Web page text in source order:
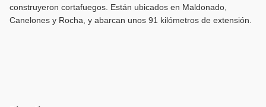
construyeron cortafuegos. Están ubicados en Maldonado,
Canelones y Rocha, y abarcan unos 91 kilómetros de extensión.